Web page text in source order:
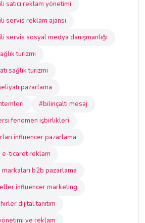
satıcı reklam yönetimi
servis reklam ajansı
servis sosyal medya danışmanlığı
turizmi
sağlık turizmi
pazarlama
#bilinçaltı mesaj
fenomen işbirlikleri
influencer pazarlama
e-ticaret reklam
b2b pazarlama
influencer marketing
dijital tanıtım
ve reklam